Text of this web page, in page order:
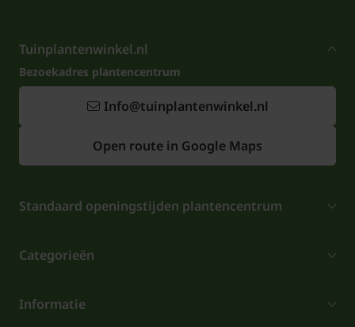
Tuinplantenwinkel.nl
Bezoekadres plantencentrum
Info@tuinplantenwinkel.nl
Open route in Google Maps
Standaard openingstijden plantencentrum
Categorieën
Informatie